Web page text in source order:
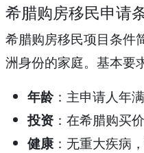
希腊购房移民申请
希腊购房移民项目条件
洲身份的家庭。基本要
年龄：主申请人年
投资 ：在希腊购买
健康：无重大疾病